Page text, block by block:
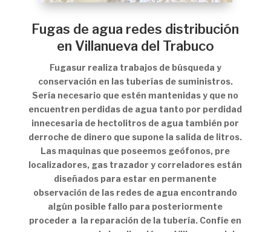
Fugas de agua redes distribución
en Villanueva del Trabuco
Fugasur realiza trabajos de búsqueda y
conservación en las tuberías de suministros.
Sería necesario que estén mantenidas y que no
encuentren perdidas de agua tanto por perdidad
innecesaria de hectolitros de agua también por
derroche de dinero que supone la salida de litros.
Las maquinas que poseemos geófonos, pre
localizadores, gas trazador y correladores están
diseñados para estar en permanente
observación de las redes de agua encontrando
algún posible fallo para posteriormente
proceder a la reparación de la tubería. Confíe en